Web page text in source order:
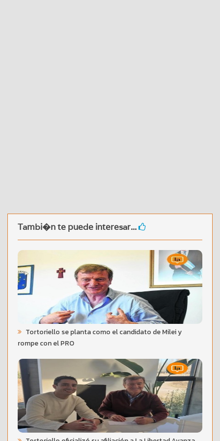
Tambi�n te puede interesar...
Tortoriello se planta como el candidato de Milei y
rompe con el PRO